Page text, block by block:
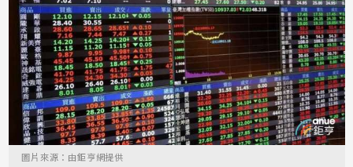
圖片來源：由鉅亨網提供